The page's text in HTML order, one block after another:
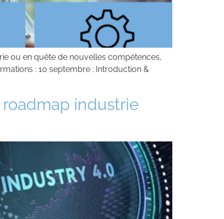
ou en quête de nouvelles compétences,
: 10 septembre : Introduction &
industrie